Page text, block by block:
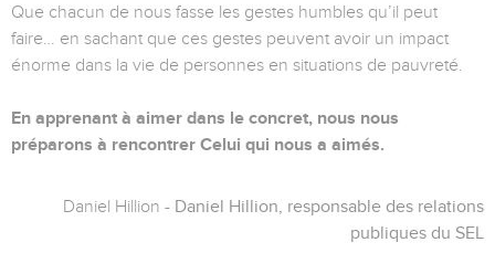
Que chacun de nous fasse les gestes humbles qu’il peut
faire… en sachant que ces gestes peuvent avoir un impact
énorme dans la vie de personnes en situations de pauvreté.
En apprenant à aimer dans le concret, nous nous
préparons à rencontrer Celui qui nous a aimés.
Daniel Hillion - Daniel Hillion, responsable des relations
publiques du SEL